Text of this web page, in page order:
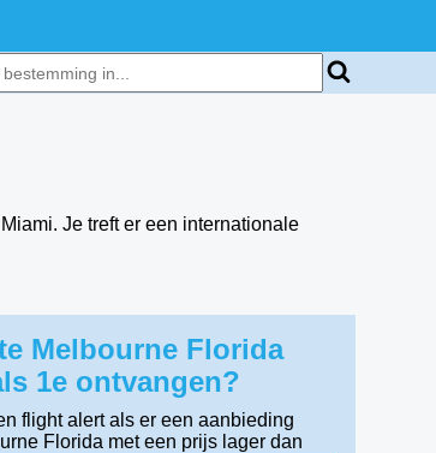
Je treft er een internationale
Melbourne Florida
1e ontvangen?
flight alert als er een aanbieding
Florida met een prijs lager dan